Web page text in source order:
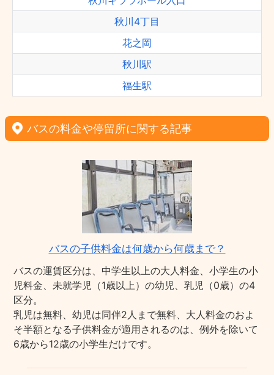
秋川4丁目
花之岡
秋川駅
福生駅
バスの料金や停留所に関する記事
バスの子供料金は何歳から何歳まで？
バスの運賃区分は、中学生以上の大人料金、小学生の小
児料金、未就学児（1歳以上）の幼児、乳児（0歳）の4
区分。
乳児は無料、幼児は同伴2人まで無料、大人料金のおよ
そ半額となる子供料金が適用されるのは、例外を除いて
6歳から12歳の小学生だけです。